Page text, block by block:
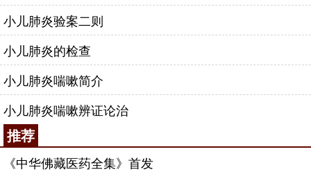
小儿肺炎验案二则
小儿肺炎的检查
小儿肺炎喘嗽简介
小儿肺炎喘嗽辨证论治
推荐
《中华佛藏医药全集》首发